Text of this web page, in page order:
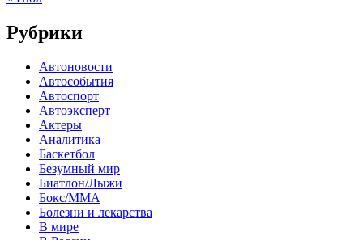
Рубрики
Автоновости
Автособытия
Автоспорт
Автоэксперт
Актеры
Аналитика
Баскетбол
Безумный мир
Биатлон/Лыжи
Бокс/MMA
Болезни и лекарства
В мире